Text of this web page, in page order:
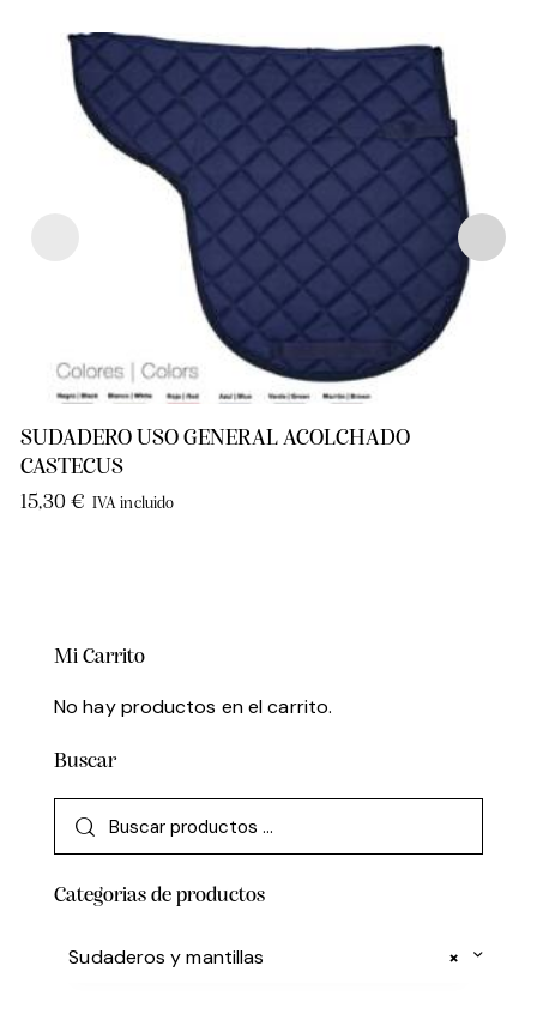
SUDADERO USO GENERAL ACOLCHADO
CASTECUS
15,30 € IVA incluido
Mi Carrito
No hay productos en el carrito.
Buscar
Categorias de productos
×
Sudaderos y mantillas